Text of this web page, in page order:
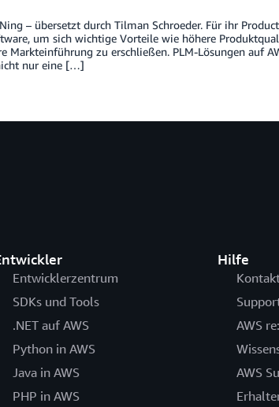
– übersetzt durch Tilman Schroeder. Für ihr
um sich wichtige Vorteile wie höhere
Markteinführung zu erschließen. PLM-Lösungen auf
nur eine […]
Entwicklerzentrum
SDKs und Tools
.NET auf AWS
Python in AWS
Java in AWS
PHP in AWS
Hilfe
AWS
AWS